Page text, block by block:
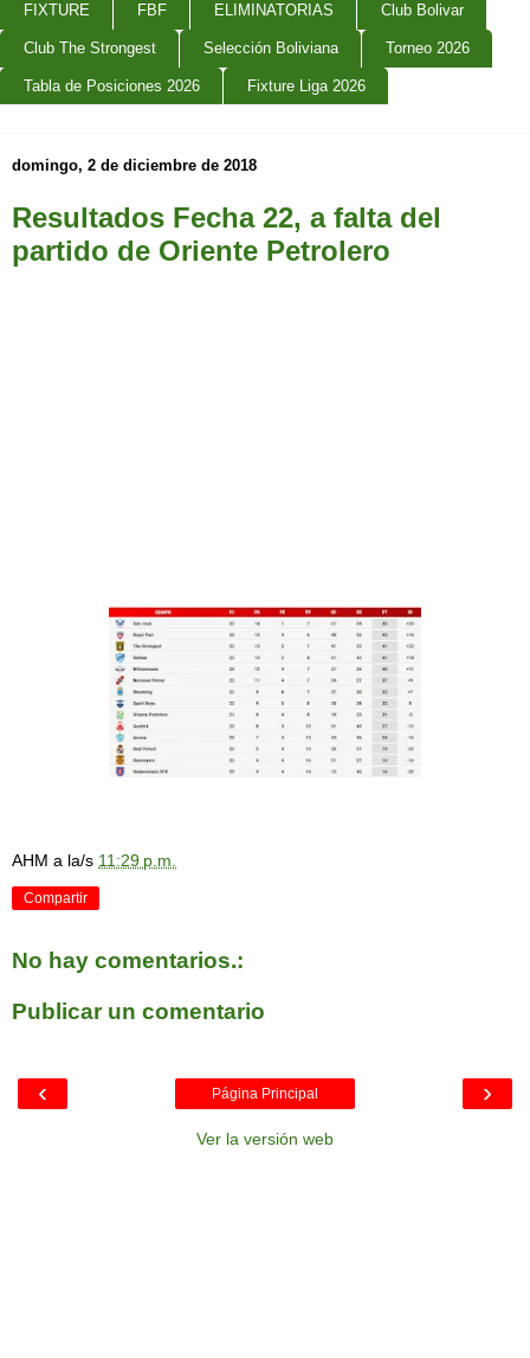
FIXTURE FBF ELIMINATORIAS Club Bolivar
Club The Strongest Selección Boliviana Torneo 2026
Tabla de Posiciones 2026 Fixture Liga 2026
domingo, 2 de diciembre de 2018
Resultados Fecha 22, a falta del
partido de Oriente Petrolero
AHM a la/s 11:29 p.m.
Compartir
No hay comentarios.:
Publicar un comentario
‹ ›
Página Principal
Ver la versión web